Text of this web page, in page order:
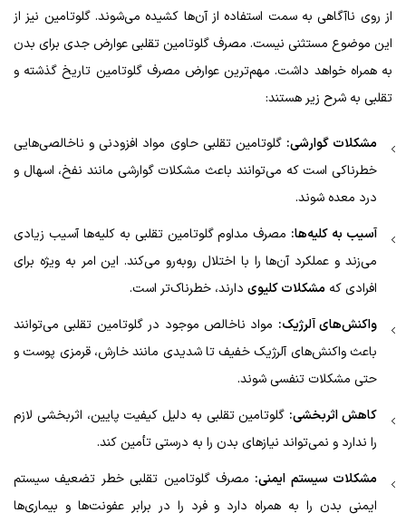
از روی ناآگاهی به سمت استفاده از آن‌ها کشیده می‌شوند. گلوتامین نیز از
این موضوع مستثنی نیست. مصرف گلوتامین تقلبی عوارض جدی برای بدن
به همراه خواهد داشت. مهم‌ترین عوارض مصرف گلوتامین تاریخ گذشته و
تقلبی به شرح زیر هستند:
مشکلات گوارشی: گلوتامین تقلبی حاوی مواد افزودنی و ناخالصی‌هایی
خطرناکی است که می‌توانند باعث مشکلات گوارشی مانند نفخ، اسهال و
درد معده شوند.
آسیب به کلیه‌ها: مصرف مداوم گلوتامین تقلبی به کلیه‌ها آسیب زیادی
می‌زند و عملکرد آن‌ها را با اختلال روبه‌رو می‌کند. این امر به ویژه برای
افرادی که مشکلات کلیوی دارند، خطرناک‌تر است.
واکنش‌های آلرژیک: مواد ناخالص موجود در گلوتامین تقلبی می‌توانند
باعث واکنش‌های آلرژیک خفیف تا شدیدی مانند خارش، قرمزی پوست و
حتی مشکلات تنفسی شوند.
کاهش اثربخشی: گلوتامین تقلبی به دلیل کیفیت پایین، اثربخشی لازم
را ندارد و نمی‌تواند نیازهای بدن را به درستی تأمین کند.
مشکلات سیستم ایمنی: مصرف گلوتامین تقلبی خطر تضعیف سیستم
ایمنی بدن را به همراه دارد و فرد را در برابر عفونت‌ها و بیماری‌ها